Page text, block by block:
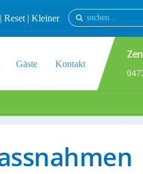
Reset | Kleiner
Gäste Kontakt